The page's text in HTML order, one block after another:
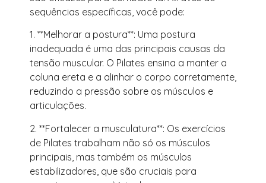
sequências específicas, você pode:
1. **Melhorar a postura**: Uma postura
inadequada é uma das principais causas da
tensão muscular. O Pilates ensina a manter a
coluna ereta e a alinhar o corpo corretamente,
reduzindo a pressão sobre os músculos e
articulações.
2. **Fortalecer a musculatura**: Os exercícios
de Pilates trabalham não só os músculos
principais, mas também os músculos
estabilizadores, que são cruciais para